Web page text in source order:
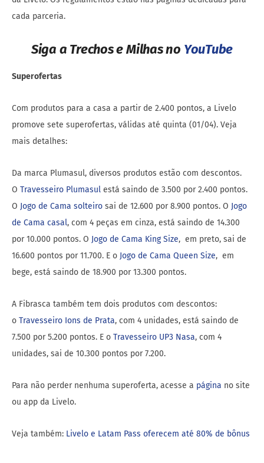
cada parceria.
Siga a Trechos e Milhas no YouTube
Superofertas
Com produtos para a casa a partir de 2.400 pontos, a Livelo
promove sete superofertas, válidas até quinta (01/04). Veja
mais detalhes:
Da marca Plumasul, diversos produtos estão com descontos.
O Travesseiro Plumasul está saindo de 3.500 por 2.400 pontos.
O Jogo de Cama solteiro sai de 12.600 por 8.900 pontos. O Jogo
de Cama casal, com 4 peças em cinza, está saindo de 14.300
por 10.000 pontos. O Jogo de Cama King Size, em preto, sai de
16.600 pontos por 11.700. E o Jogo de Cama Queen Size, em
bege, está saindo de 18.900 por 13.300 pontos.
A Fibrasca também tem dois produtos com descontos:
o Travesseiro Ions de Prata, com 4 unidades, está saindo de
7.500 por 5.200 pontos. E o Travesseiro UP3 Nasa, com 4
unidades, sai de 10.300 pontos por 7.200.
Para não perder nenhuma superoferta, acesse a página no site
ou app da Livelo.
Veja também: Livelo e Latam Pass oferecem até 80% de bônus